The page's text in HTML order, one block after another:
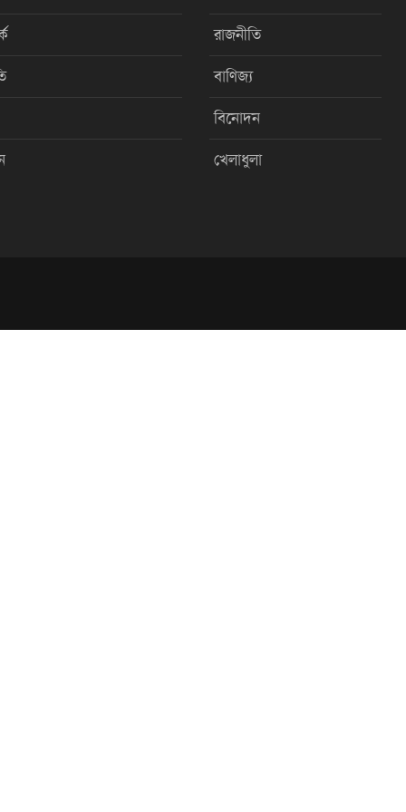
রাজনীতি
বাণিজ্য
বিনোদন
খেলাধুলা